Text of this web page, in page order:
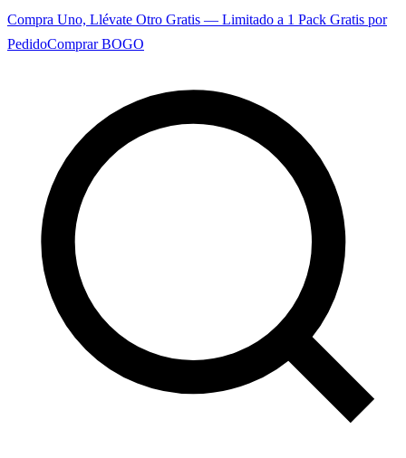
Compra Uno, Llévate Otro Gratis — Limitado a 1 Pack Gratis por
PedidoComprar BOGO